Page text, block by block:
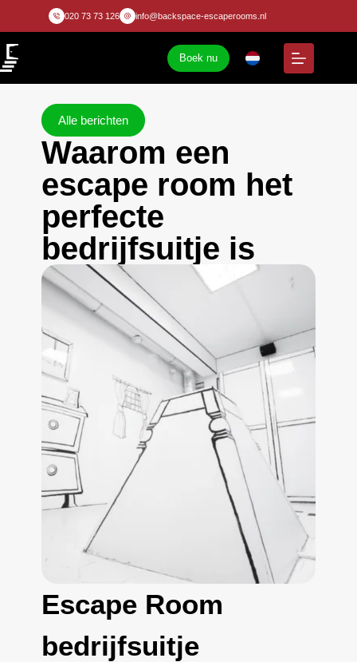
020 73 73 126 info@backspace-escaperooms.nl
Boek nu
Waarom een
escape room het
perfecte
bedrijfsuitje is
Alle berichten
Escape Room
bedrijfsuitje